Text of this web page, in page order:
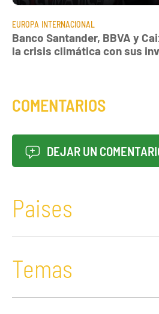
EUROPA INTERNACIONAL
Banco Santander, BBVA y
la crisis climática con sus
COMENTARIOS
DEJAR UN
Paises
Temas